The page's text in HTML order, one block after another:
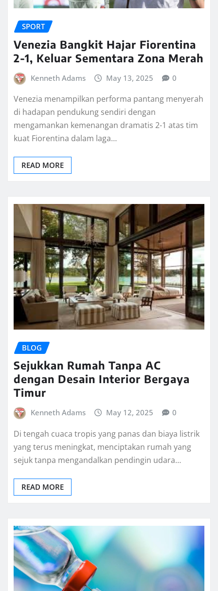
SPORT
Venezia Bangkit Hajar Fiorentina
2-1, Keluar Sementara Zona Merah
Kenneth Adams May 13, 2025 0
Venezia menampilkan performa pantang menyerah
di hadapan pendukung sendiri dengan
mengamankan kemenangan dramatis 2-1 atas tim
kuat Fiorentina dalam laga…
READ MORE
BLOG
Sejukkan Rumah Tanpa AC
dengan Desain Interior Bergaya
Timur
Kenneth Adams May 12, 2025 0
Di tengah cuaca tropis yang panas dan biaya listrik
yang terus meningkat, menciptakan rumah yang
sejuk tanpa mengandalkan pendingin udara…
READ MORE